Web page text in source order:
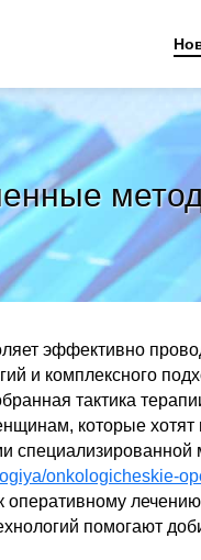
эффективно
и комплексного
тактика
которые
onkologicheskie-
помогают